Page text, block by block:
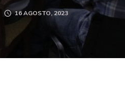
16 AGOSTO, 2023